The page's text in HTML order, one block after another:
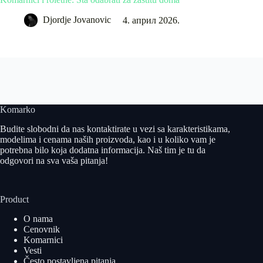
Djordje Jovanovic 4. април 2026.
Komarko
Budite slobodni da nas kontaktirate u vezi sa karakteristikama,
modelima i cenama naših proizvoda, kao i u koliko vam je
potrebna bilo koja dodatna informacija. Naš tim je tu da
odgovori na sva vaša pitanja!
Product
O nama
Cenovnik
Komarnici
Vesti
Često postavljena pitanja